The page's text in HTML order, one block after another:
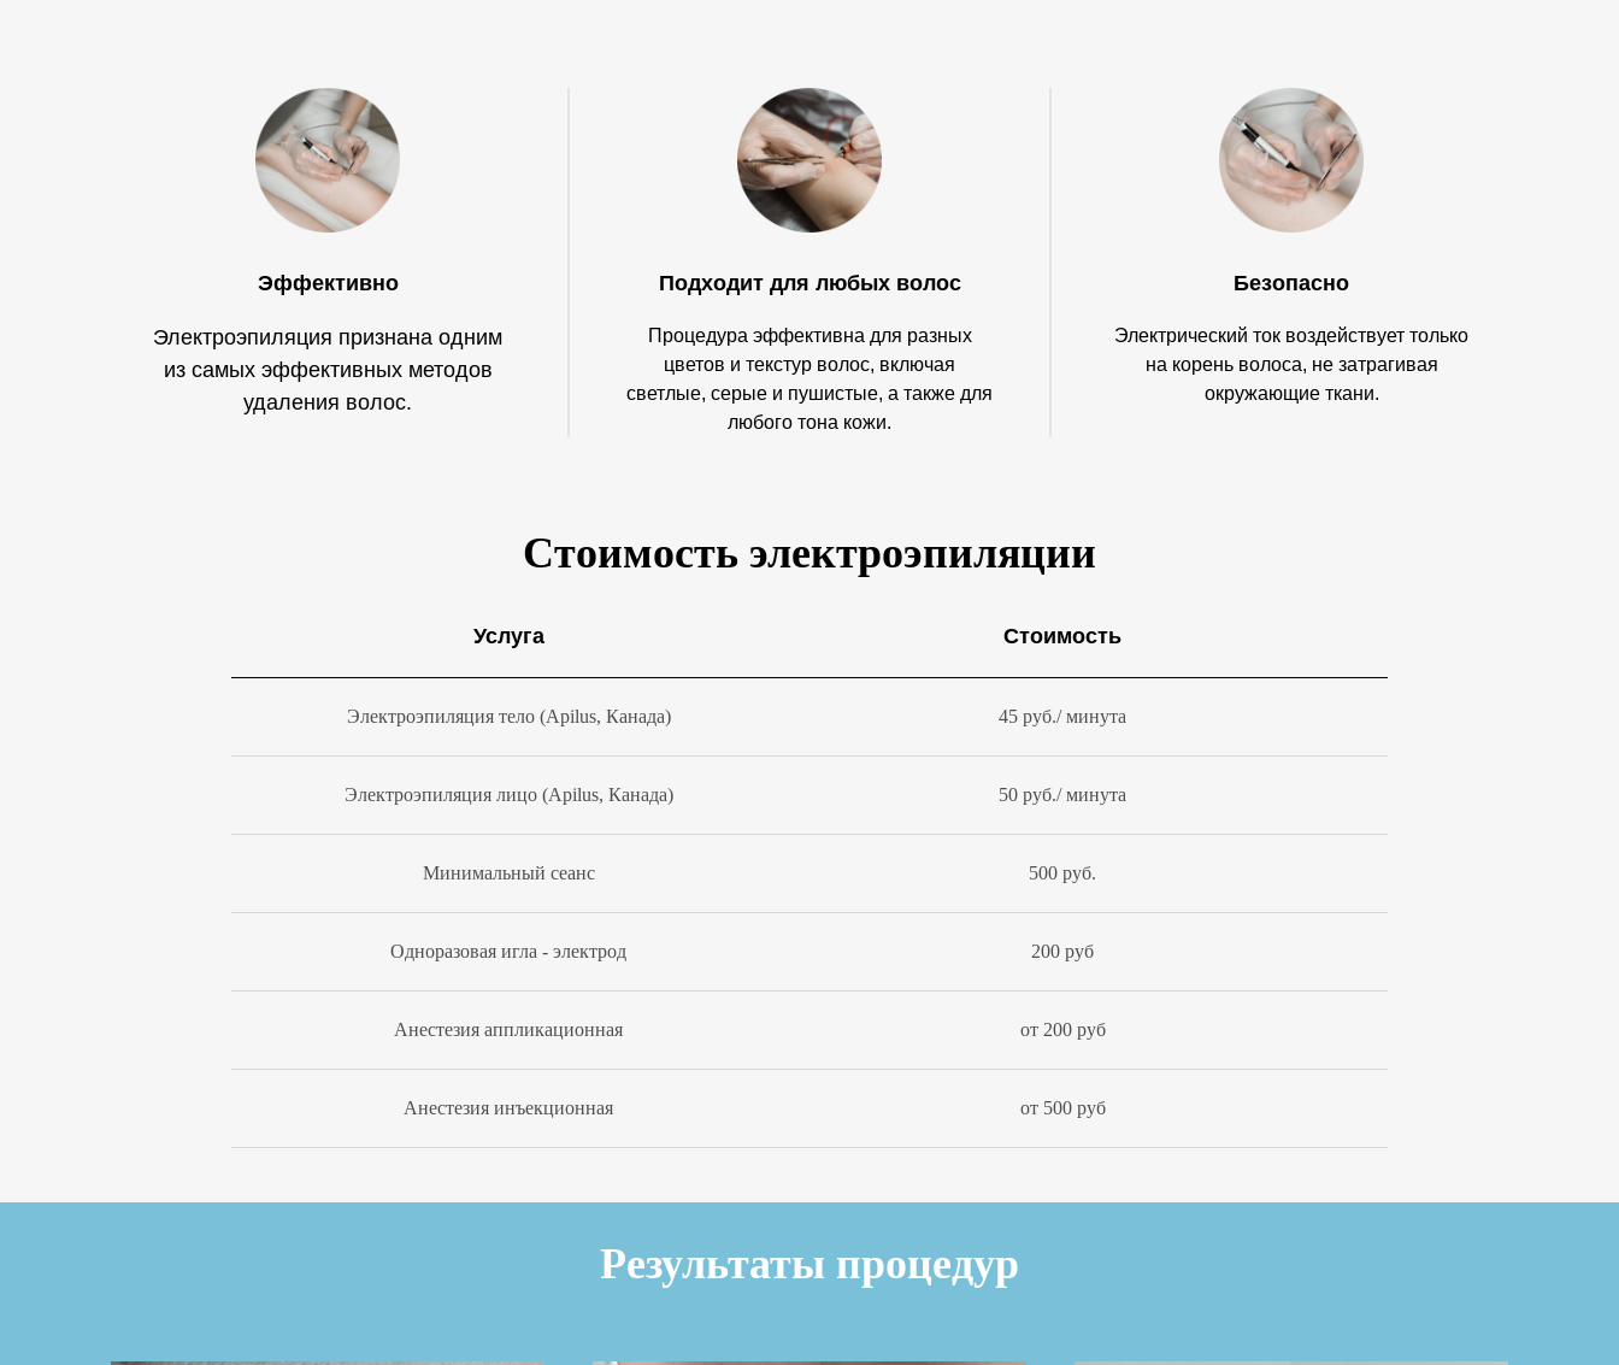
Эффективно
Электроэпиляция признана одним
из самых эффективных методов
удаления волос.
Подходит для любых волос
Процедура эффективна для разных
цветов и текстур волос, включая
светлые, серые и пушистые, а также для
любого тона кожи.
Безопасно
Электрический ток воздействует только
на корень волоса, не затрагивая
окружающие ткани.
Стоимость электроэпиляции
Услуга Стоимость
Электроэпиляция тело (Apilus, Канада) 45 руб./ минута
Электроэпиляция лицо (Apilus, Канада) 50 руб./ минута
Минимальный сеанс 500 руб.
Одноразовая игла - электрод 200 руб
Анестезия аппликационная от 200 руб
Анестезия инъекционная от 500 руб
Результаты процедур